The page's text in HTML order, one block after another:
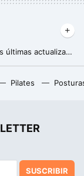
Ayuno intermitente a revisión: estas son las últimas actualizaciones sobre su eficacia para perder peso y ganar masa muscular
La debacle demográfica en Europa, expuesta en este mapa con un invitado engañoso: Mónaco
Pilates
SUSCRIBIR